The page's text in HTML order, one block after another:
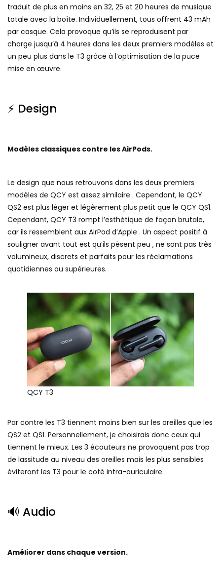
traduit de plus en moins en 32, 25 et 20 heures de musique
totale avec la boîte. Individuellement, tous offrent 43 mAh
par casque. Cela provoque qu’ils se reproduisent par
charge jusqu’à 4 heures dans les deux premiers modèles et
un peu plus dans le T3 grâce à l’optimisation de la puce
mise en œuvre.
⚡ Design
Modèles classiques contre les AirPods.
Le design que nous retrouvons dans les deux premiers
modèles de QCY est assez similaire . Cependant, le QCY
QS2 est plus léger et légèrement plus petit que le QCY QS1.
Cependant, QCY T3 rompt l’esthétique de façon brutale,
car ils ressemblent aux AirPod d’Apple . Un aspect positif à
souligner avant tout est qu’ils pèsent peu , ne sont pas très
volumineux, discrets et parfaits pour les réclamations
quotidiennes ou supérieures.
QCY T3
Par contre les T3 tiennent moins bien sur les oreilles que les
QS2 et QS1. Personnellement, je choisirais donc ceux qui
tiennent le mieux. Les 3 écouteurs ne provoquent pas trop
de lassitude au niveau des oreilles mais les plus sensibles
éviteront les T3 pour le coté intra-auriculaire.
🔊 Audio
Améliorer dans chaque version.